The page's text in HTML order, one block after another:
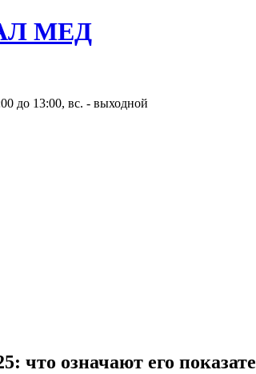
МЕД
до 13:00, вс. - выходной
что означают его